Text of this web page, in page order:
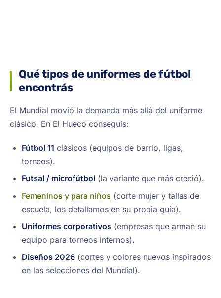
Qué tipos de uniformes de fútbol
encontrás
El Mundial movió la demanda más allá del uniforme
clásico. En El Hueco conseguís:
Fútbol 11 clásicos (equipos de barrio, ligas,
torneos).
Futsal / microfútbol (la variante que más creció).
Femeninos y para niños (corte mujer y tallas de
escuela, los detallamos en su propia guía).
Uniformes corporativos (empresas que arman su
equipo para torneos internos).
Diseños 2026 (cortes y colores nuevos inspirados
en las selecciones del Mundial).